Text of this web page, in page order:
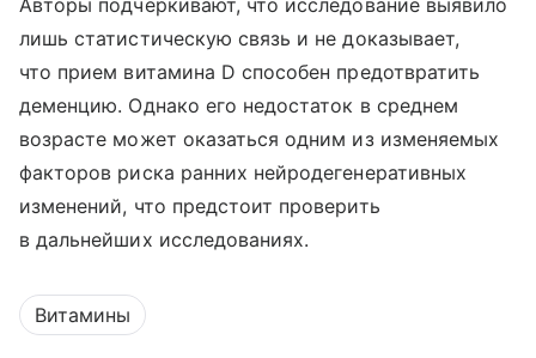
лишь статистическую связь и не доказывает,
что прием витамина D способен предотвратить
деменцию. Однако его недостаток в среднем
возрасте может оказаться одним из изменяемых
факторов риска ранних нейродегенеративных
изменений, что предстоит проверить
в дальнейших исследованиях.
Витамины